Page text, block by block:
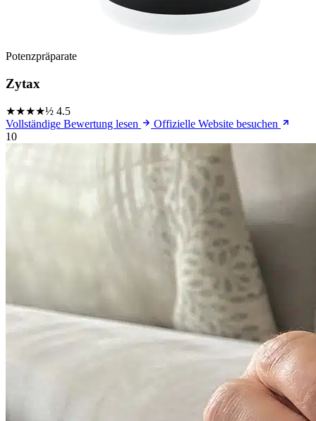
Potenzpräparate
Zytax
★★★★½ 4.5
Vollständige Bewertung lesen
Offizielle Website besuchen
10